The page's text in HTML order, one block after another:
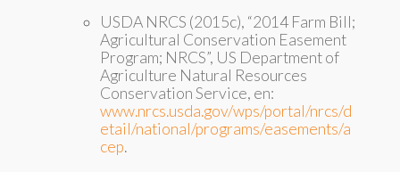
USDA NRCS (2015c), “2014 Farm Bill;
Agricultural Conservation Easement
Program; NRCS”, US Department of
Agriculture Natural Resources
Conservation Service, en:
www.nrcs.usda.gov/wps/portal/nrcs/d
etail/national/programs/easements/a
cep.